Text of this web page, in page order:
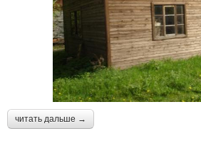
читать дальше →